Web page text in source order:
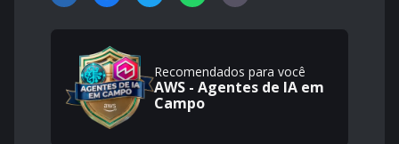
Recomendados para você
AWS - Agentes de IA em
Campo